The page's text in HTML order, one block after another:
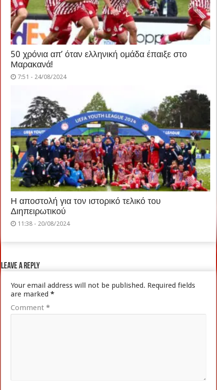
50 χρόνια απ’ όταν ελληνική ομάδα έπαιξε στο
Μαρακανά!
7:51 - 24/08/2024
Η αποστολή για τον ιστορικό τελικό του
Διηπειρωτικού
11:38 - 20/08/2024
Leave a Reply
Your email address will not be published. Required fields
are marked*
Comment*